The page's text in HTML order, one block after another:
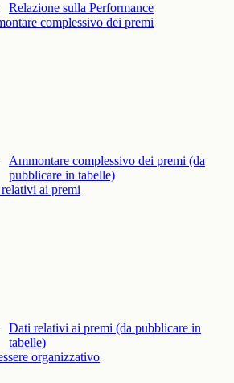
Relazione sulla Performance
complessivo dei premi
Ammontare complessivo dei premi (da
pubblicare in tabelle)
ai premi
Dati relativi ai premi (da pubblicare in
tabelle)
organizzativo